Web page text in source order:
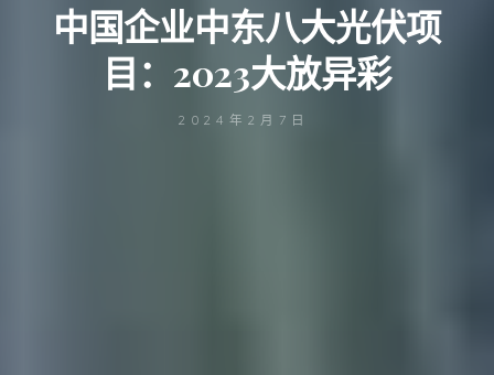
中国企业中东八大光伏项
目：2023大放异彩
2024年2月7日